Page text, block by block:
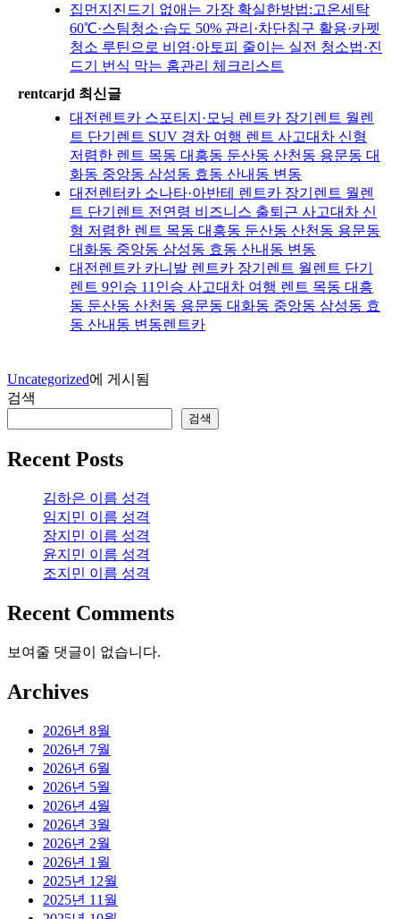
집먼지진드기 없애는 가장 확실한방법:고온세탁
60℃·스팀청소·습도 50% 관리·차단침구 활용·카펫
청소 루틴으로 비염·아토피 줄이는 실전 청소법·진
드기 번식 막는 홈관리 체크리스트
rentcarjd 최신글
대전렌트카 스포티지·모닝 렌트카 장기렌트 월렌
트 단기렌트 SUV 경차 여행 렌트 사고대차 신형
저렴한 렌트 목동 대흥동 둔산동 산천동 용문동 대
화동 중앙동 삼성동 효동 산내동 변동
대전렌터카 소나타·아반테 렌트카 장기렌트 월렌
트 단기렌트 전연령 비즈니스 출퇴근 사고대차 신
형 저렴한 렌트 목동 대흥동 둔산동 산천동 용문동
대화동 중앙동 삼성동 효동 산내동 변동
대전렌트카 카니발 렌트카 장기렌트 월렌트 단기
렌트 9인승 11인승 사고대차 여행 렌트 목동 대흥
동 둔산동 산천동 용문동 대화동 중앙동 삼성동 효
동 산내동 변동렌트카
Uncategorized에 게시됨
검색
검색
Recent Posts
김하은 이름 성격
임지민 이름 성격
장지민 이름 성격
윤지민 이름 성격
조지민 이름 성격
Recent Comments
보여줄 댓글이 없습니다.
Archives
2026년 8월
2026년 7월
2026년 6월
2026년 5월
2026년 4월
2026년 3월
2026년 2월
2026년 1월
2025년 12월
2025년 11월